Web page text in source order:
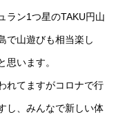
ラン1つ星のTAKU円山
で山遊びも相当楽し
思います。
れてますがコロナで行
し、みんなで新しい体